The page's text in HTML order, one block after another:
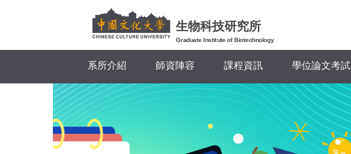
要
容
生物科技研究所
Graduate Institute of Biotechnology
系所介紹 師資陣容 課程資訊 學位論文考試